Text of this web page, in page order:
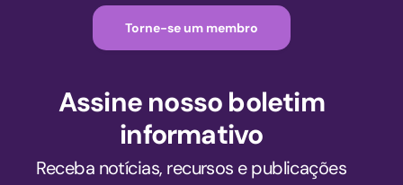
Torne-se um membro
Assine nosso boletim
informativo
Receba notícias, recursos e publicações